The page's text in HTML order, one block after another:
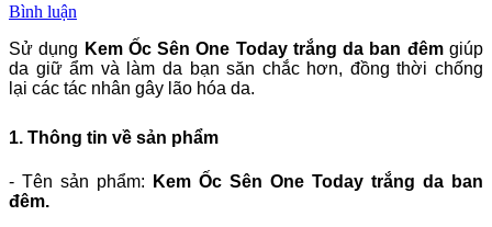
Bình luận
Sử dụng Kem Ốc Sên One Today trắng da ban đêmgiúp
da giữ ẩm và làm da bạn săn chắc hơn, đồng thời chống
lại các tác nhân gây lão hóa da.
1. Thông tin về sản phẩm
- Tên sản phẩm: Kem Ốc Sên One Today trắng da ban
đêm.